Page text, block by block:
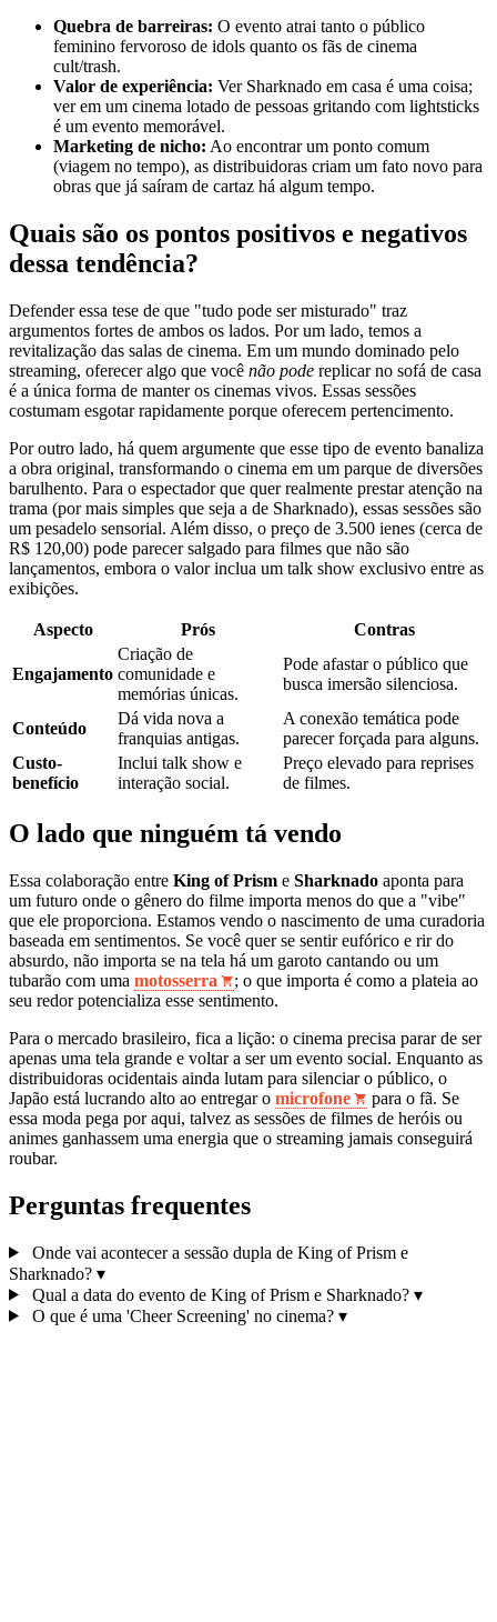
Quebra de barreiras: O evento atrai tanto o público
feminino fervoroso de idols quanto os fãs de cinema
cult/trash.
Valor de experiência: Ver Sharknado em casa é uma coisa;
ver em um cinema lotado de pessoas gritando com lightsticks
é um evento memorável.
Marketing de nicho: Ao encontrar um ponto comum
(viagem no tempo), as distribuidoras criam um fato novo para
obras que já saíram de cartaz há algum tempo.
Quais são os pontos positivos e negativos
dessa tendência?
Defender essa tese de que "tudo pode ser misturado" traz
argumentos fortes de ambos os lados. Por um lado, temos a
revitalização das salas de cinema. Em um mundo dominado pelo
streaming, oferecer algo que você não pode replicar no sofá de casa
é a única forma de manter os cinemas vivos. Essas sessões
costumam esgotar rapidamente porque oferecem pertencimento.
Por outro lado, há quem argumente que esse tipo de evento banaliza
a obra original, transformando o cinema em um parque de diversões
barulhento. Para o espectador que quer realmente prestar atenção na
trama (por mais simples que seja a de Sharknado), essas sessões são
um pesadelo sensorial. Além disso, o preço de 3.500 ienes (cerca de
R$ 120,00) pode parecer salgado para filmes que não são
lançamentos, embora o valor inclua um talk show exclusivo entre as
exibições.
Aspecto Prós Contras
Engajamento
Criação de
comunidade e
memórias únicas.
Pode afastar o público que
busca imersão silenciosa.
Conteúdo
Dá vida nova a
franquias antigas.
A conexão temática pode
parecer forçada para alguns.
Custo-
benefício
Inclui talk show e
interação social.
Preço elevado para reprises
de filmes.
O lado que ninguém tá vendo
Essa colaboração entre King of Prism e Sharknado aponta para
um futuro onde o gênero do filme importa menos do que a "vibe"
que ele proporciona. Estamos vendo o nascimento de uma curadoria
baseada em sentimentos. Se você quer se sentir eufórico e rir do
absurdo, não importa se na tela há um garoto cantando ou um
tubarão com uma motosserra
; o que importa é como a plateia ao
seu redor potencializa esse sentimento.
Para o mercado brasileiro, fica a lição: o cinema precisa parar de ser
apenas uma tela grande e voltar a ser um evento social. Enquanto as
distribuidoras ocidentais ainda lutam para silenciar o público, o
Japão está lucrando alto ao entregar o microfone
para o fã. Se
essa moda pega por aqui, talvez as sessões de filmes de heróis ou
animes ganhassem uma energia que o streaming jamais conseguirá
roubar.
Perguntas frequentes
Onde vai acontecer a sessão dupla de King of Prism e
Sharknado? ▾
Qual a data do evento de King of Prism e Sharknado? ▾
O que é uma 'Cheer Screening' no cinema? ▾